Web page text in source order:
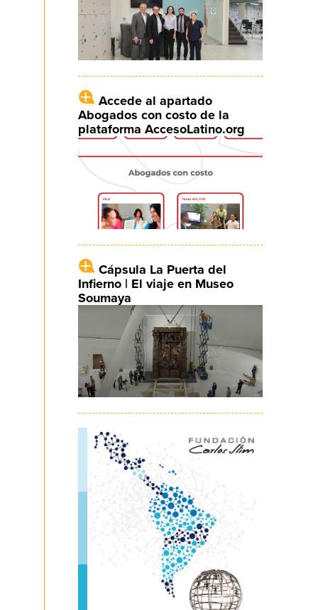
Accede al apartado
Abogados con costo de la
plataforma AccesoLatino.org
Cápsula La Puerta del
Infierno | El viaje en Museo
Soumaya